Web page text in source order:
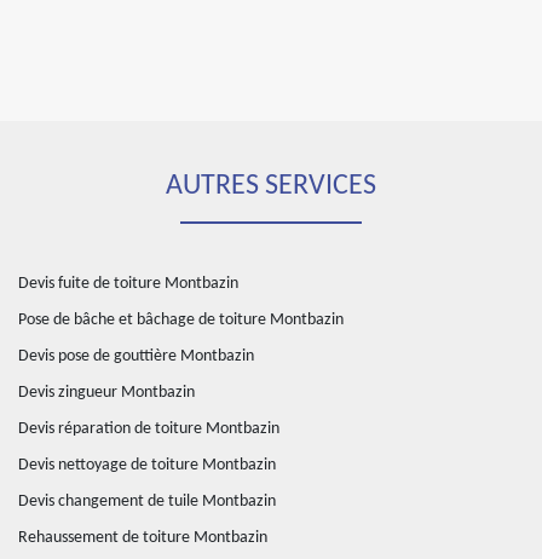
AUTRES SERVICES
Devis fuite de toiture Montbazin
Pose de bâche et bâchage de toiture Montbazin
Devis pose de gouttière Montbazin
Devis zingueur Montbazin
Devis réparation de toiture Montbazin
Devis nettoyage de toiture Montbazin
Devis changement de tuile Montbazin
Rehaussement de toiture Montbazin